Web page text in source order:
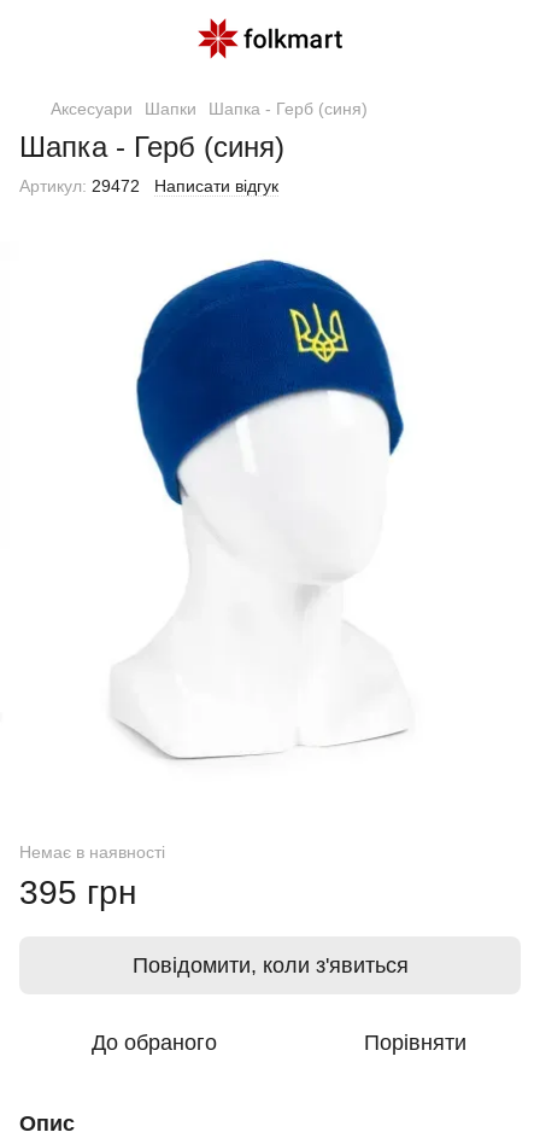
Аксесуари Шапки Шапка - Герб (синя)
Шапка - Герб (синя)
Артикул: 29472 Написати відгук
Немає в наявності
395 грн
Повідомити, коли з'явиться
До обраного Порівняти
Опис